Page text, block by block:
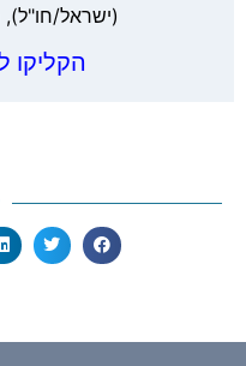
(ישראל/
הקליקו